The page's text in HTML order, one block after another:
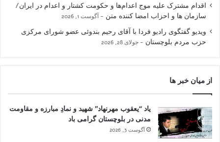
اقدام مشترک علیه موج اعدام‌ها و حکومت کشتار و اعدام در ایران/
سازمان ها و احزاب امضا کننده متن
آگوست 1, 2026
ویدیو گفتگوی رادیو فردا با آقای رحیم بندوئی عضو شورای مرکزی
حزب مردم بلوچستان
جولای 28, 2026
از میان خبر ها
یاد “یعقوب مهرنهاد” شهید و نمادِ مبارزه و مقاومت
مدنی در بلوچستان گرامی باد
آگوست 3, 2026